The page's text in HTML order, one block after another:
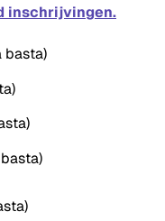
inschrijvingen.